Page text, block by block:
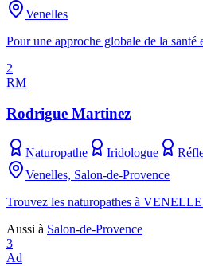
Venelles
Pour une approche globale de la
2
RM
Rodrigue Martinez
Naturopathe Iridologue
Venelles, Salon-de-Provence
Trouvez les naturopathes à
Aussi à Salon-de-Provence
3
Ad